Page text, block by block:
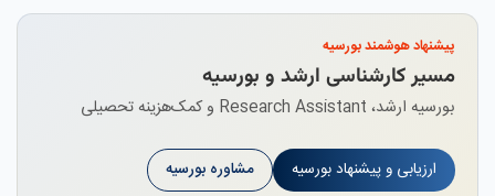
پیشنهاد هوشمند بورسیه
مسیر کارشناسی ارشد و بورسیه
بورسیه ارشد، Research Assistant و کمک‌هزینه تحصیلی
ارزیابی و پیشنهاد بورسیه مشاوره بورسیه